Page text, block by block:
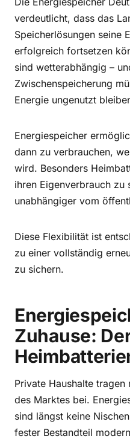
verdeutlicht, dass das
Speicherlösungen seine
erfolgreich fortsetzen
sind wetterabhängig –
Zwischenspeicherung
Energie ungenutzt
Energiespeicher
dann zu verbrauchen,
wird. Besonders
ihren Eigenverbrauch zu
unabhängiger vom
Diese Flexibilität ist
zu einer vollständig
zu sichern.
Zuhause:
Private Haushalte
des Marktes bei.
sind längst keine
fester Bestandteil